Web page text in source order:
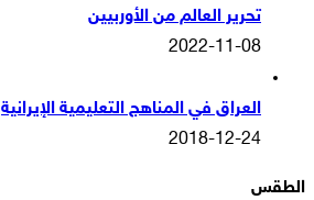
تحرير العالم من الأوربيين
2022-11-08
العراق في المناهج التعليمية الإيرانية
2018-12-24
الطقس